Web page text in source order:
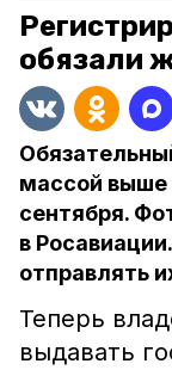
обязали
массой выше
сентября.
в
отправлять
Теперь
выдавать